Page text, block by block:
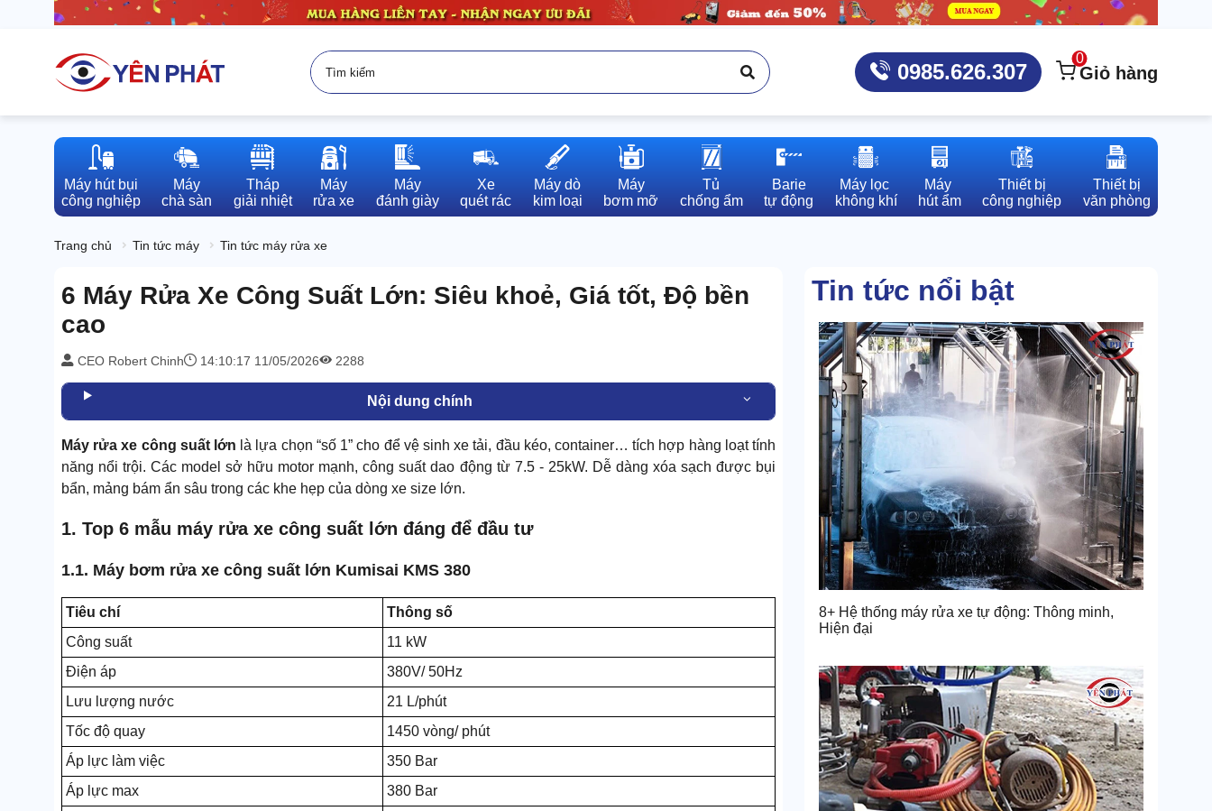
0985.626.307
0
Giỏ hàng
Máy hút bụi
công nghiệp
Máy
chà sàn
Tháp
giải nhiệt
Máy
rửa xe
Máy
đánh giày
Xe
quét rác
Máy dò
kim loại
Máy
bơm mỡ
Tủ
chống ẩm
Barie
tự động
Máy lọc
không khí
Máy
hút ẩm
Thiết bị
công nghiệp
Thiết bị
văn phòng
Trang chủ Tin tức máy Tin tức máy rửa xe
6 Máy Rửa Xe Công Suất Lớn: Siêu khoẻ, Giá tốt, Độ bền
cao
CEO Robert Chinh 14:10:17 11/05/2026 2288
Nội dung chính
Máy rửa xe công suất lớn là lựa chọn “số 1” cho để vệ sinh xe tải, đầu kéo, container… tích hợp hàng loạt tính
năng nổi trội. Các model sở hữu motor mạnh, công suất dao động từ 7.5 - 25kW. Dễ dàng xóa sạch được bụi
bẩn, mảng bám ẩn sâu trong các khe hẹp của dòng xe size lớn.
1. Top 6 mẫu máy rửa xe công suất lớn đáng để đầu tư
1.1. Máy bơm rửa xe công suất lớn Kumisai KMS 380
Tiêu chí
Thông số
Công suất
11 kW
Điện áp
380V/ 50Hz
Lưu lượng nước
21 L/phút
Tốc độ quay
1450 vòng/ phút
Áp lực làm việc
350 Bar
Áp lực max
380 Bar
Tin tức nổi bật
8+ Hệ thống máy rửa xe tự động: Thông minh,
Hiện đại